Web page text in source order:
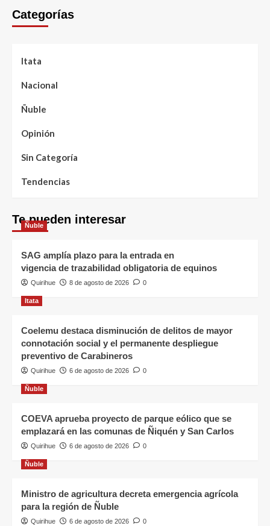
Categorías
Itata
Nacional
Ñuble
Opinión
Sin Categoría
Tendencias
Te pueden interesar
Ñuble
SAG amplía plazo para la entrada en
vigencia de trazabilidad obligatoria de equinos
Quirihue 8 de agosto de 2026 0
Itata
Coelemu destaca disminución de delitos de mayor
connotación social y el permanente despliegue
preventivo de Carabineros
Quirihue 6 de agosto de 2026 0
Ñuble
COEVA aprueba proyecto de parque eólico que se
emplazará en las comunas de Ñiquén y San Carlos
Quirihue 6 de agosto de 2026 0
Ñuble
Ministro de agricultura decreta emergencia agrícola
para la región de Ñuble
Quirihue 6 de agosto de 2026 0